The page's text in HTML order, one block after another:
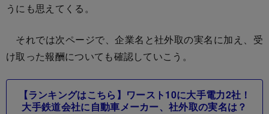
うにも思えてくる。
それでは次ページで、企業名と社外取の実名に加え、受
け取った報酬についても確認していこう。
【ランキングはこちら】ワースト10に大手電力2社！
大手鉄道会社に自動車メーカー、社外取の実名は？